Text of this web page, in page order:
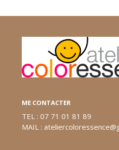
ME CONTACTER
TEL : 07 71 01 81 89
MAIL :